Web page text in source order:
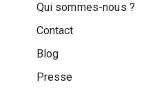
Qui sommes-nous ?
Contact
Blog
Presse